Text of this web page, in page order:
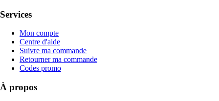
Services
Mon compte
Centre d'aide
Suivre ma commande
Retourner ma commande
Codes promo
À propos